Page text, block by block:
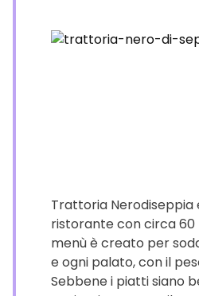
Trattoria Nerodiseppia
ristorante con circa 60
menù è creato per
e ogni palato, con il
Sebbene i piatti siano